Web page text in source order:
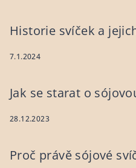
Historie svíček a
7.1.2024
Jak se starat o
28.12.2023
Proč právě sójové